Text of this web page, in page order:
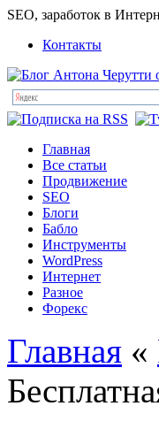
SEO, заработок в
Контакты
Главная
Все статьи
Продвижение
SEO
Блоги
Бабло
Инструменты
WordPress
Интернет
Разное
Форекс
Главная «